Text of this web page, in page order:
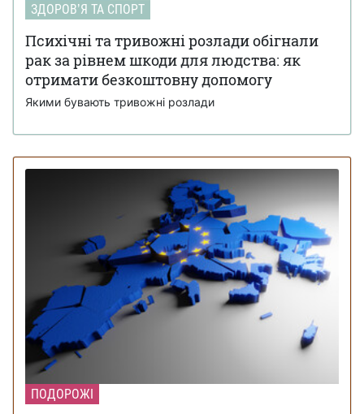
ЗДОРОВʼЯ ТА СПОРТ
Психічні та тривожні розлади обігнали
рак за рівнем шкоди для людства: як
отримати безкоштовну допомогу
Якими бувають тривожні розлади
ПОДОРОЖІ